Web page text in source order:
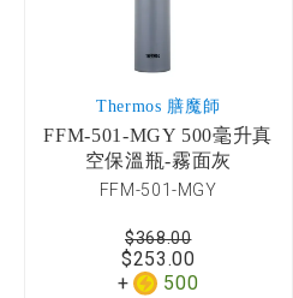
Thermos 膳魔師
FFM-501-MGY 500毫升真
空保溫瓶-霧面灰
FFM-501-MGY
$253.00
500
$368.00